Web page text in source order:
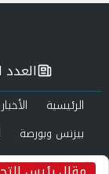
العدد
الرئيسية الأخبار
بيزنس وبورصة
صحة وجمال